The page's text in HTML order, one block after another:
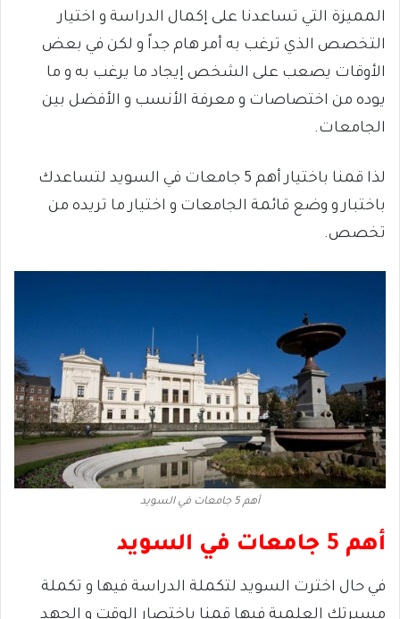
المميزة التي تساعدنا على إكمال الدراسة و اختيار
التخصص الذي ترغب به أمر هام جداً و لكن في بعض
الأوقات يصعب على الشخص إيجاد ما يرغب به و ما
يوده من اختصاصات و معرفة الأنسب و الأفضل بين
الجامعات.
لذا قمنا باختيار أهم 5 جامعات في السويد لتساعدك
باختبار و وضع قائمة الجامعات و اختيار ما تريده من
تخصص.
أهم 5 جامعات في السويد
أهم 5 جامعات في السويد
في حال اخترت السويد لتكملة الدراسة فيها و تكملة